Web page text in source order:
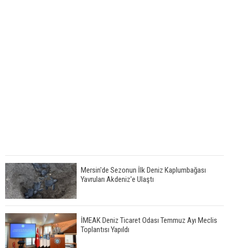
Mersin'de Sezonun İlk Deniz Kaplumbağası
Yavruları Akdeniz'e Ulaştı
İMEAK Deniz Ticaret Odası Temmuz Ayı Meclis
Toplantısı Yapıldı